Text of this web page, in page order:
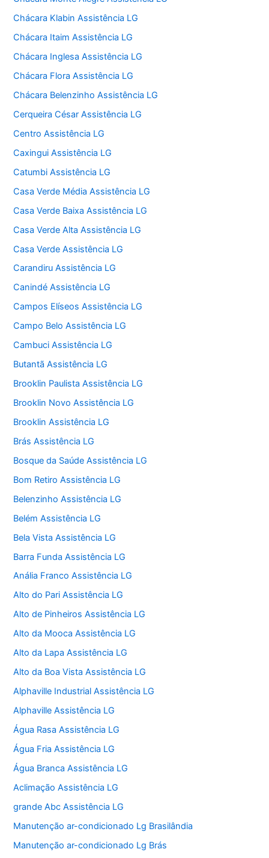
Chácara Klabin Assistência LG
Chácara Itaim Assistência LG
Chácara Inglesa Assistência LG
Chácara Flora Assistência LG
Chácara Belenzinho Assistência LG
Cerqueira César Assistência LG
Centro Assistência LG
Caxingui Assistência LG
Catumbi Assistência LG
Casa Verde Média Assistência LG
Casa Verde Baixa Assistência LG
Casa Verde Alta Assistência LG
Casa Verde Assistência LG
Carandiru Assistência LG
Canindé Assistência LG
Campos Elíseos Assistência LG
Campo Belo Assistência LG
Cambuci Assistência LG
Butantã Assistência LG
Brooklin Paulista Assistência LG
Brooklin Novo Assistência LG
Brooklin Assistência LG
Brás Assistência LG
Bosque da Saúde Assistência LG
Bom Retiro Assistência LG
Belenzinho Assistência LG
Belém Assistência LG
Bela Vista Assistência LG
Barra Funda Assistência LG
Anália Franco Assistência LG
Alto do Pari Assistência LG
Alto de Pinheiros Assistência LG
Alto da Mooca Assistência LG
Alto da Lapa Assistência LG
Alto da Boa Vista Assistência LG
Alphaville Industrial Assistência LG
Alphaville Assistência LG
Água Rasa Assistência LG
Água Fria Assistência LG
Água Branca Assistência LG
Aclimação Assistência LG
grande Abc Assistência LG
Manutenção ar-condicionado Lg Brasilândia
Manutenção ar-condicionado Lg Brás